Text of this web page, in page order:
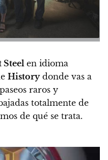
en idioma
Historydonde vas a
raros y
totalmente de
de qué se trata.